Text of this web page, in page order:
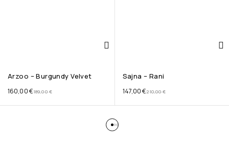
Arzoo – Burgundy Velvet
189,00€
160,00€
Sajna – Rani
210,00€
147,00€